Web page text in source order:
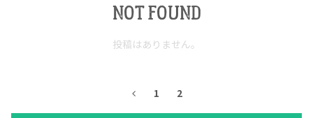
NOT FOUND
投稿はありません。
1 2